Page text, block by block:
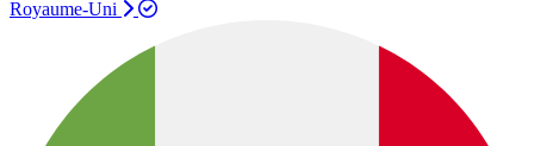
Royaume-Uni